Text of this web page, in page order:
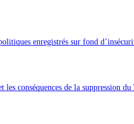
enregistrés sur fond
conséquences de la suppression du